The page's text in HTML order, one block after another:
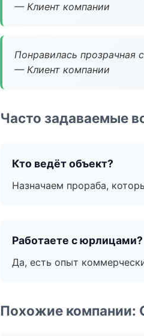
— Клиент компании
Понравилась прозрачная
— Клиент компании
Часто задаваемые
Кто ведёт объект?
Назначаем прораба,
Работаете с юрлицами?
Да, есть опыт
Похожие компании: